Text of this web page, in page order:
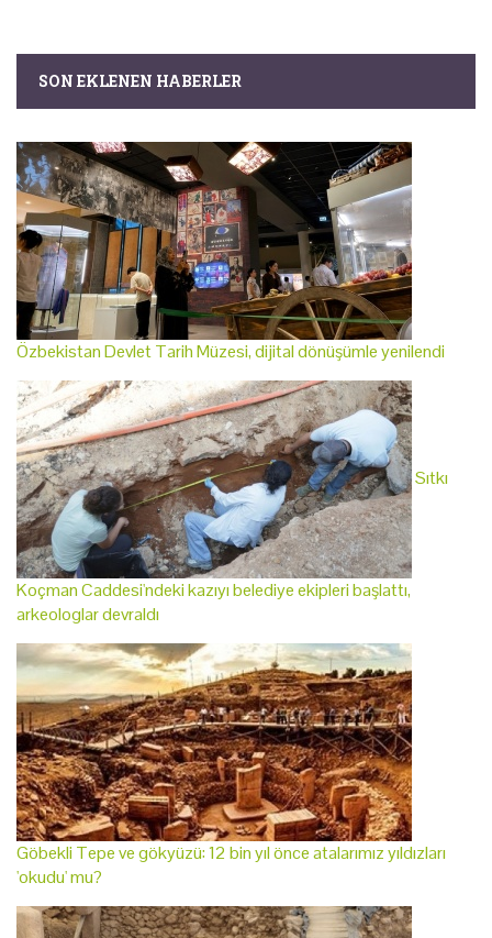
SON EKLENEN HABERLER
Özbekistan Devlet Tarih Müzesi, dijital dönüşümle yenilendi
Sıtkı
Koçman Caddesi'ndeki kazıyı belediye ekipleri başlattı,
arkeologlar devraldı
Göbekli Tepe ve gökyüzü: 12 bin yıl önce atalarımız yıldızları
'okudu' mu?